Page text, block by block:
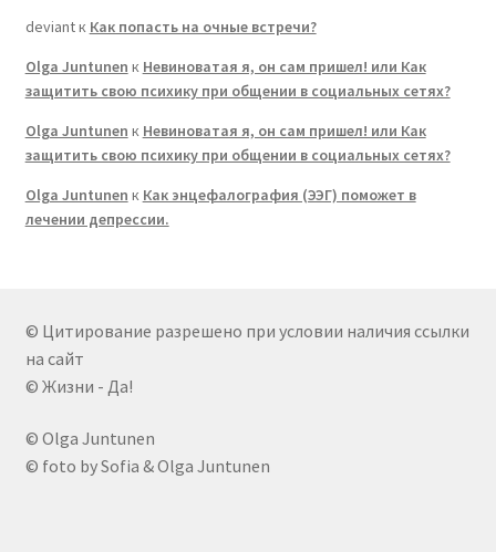
deviantк Как попасть на очные встречи?
Olga Juntunen к Невиноватая я, он сам пришел! или Как
защитить свою психику при общении в социальных сетях?
Olga Juntunen к Невиноватая я, он сам пришел! или Как
защитить свою психику при общении в социальных сетях?
Olga Juntunen к Как энцефалография (ЭЭГ) поможет в
лечении депрессии.
© Цитирование разрешено при условии наличия ссылки
на сайт
© Жизни - Да!
© Olga Juntunen
© foto by Sofia & Olga Juntunen